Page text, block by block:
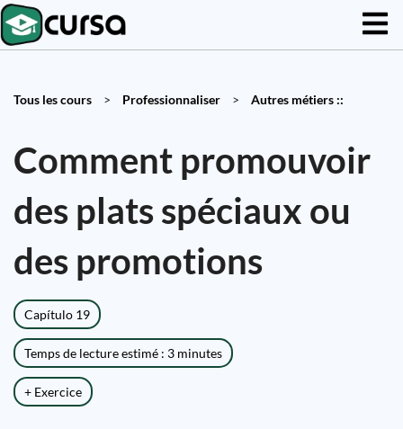
Tous les cours > Professionnaliser > Autres métiers ::
Comment promouvoir
des plats spéciaux ou
des promotions
Capítulo 19
Temps de lecture estimé : 3 minutes
+ Exercice